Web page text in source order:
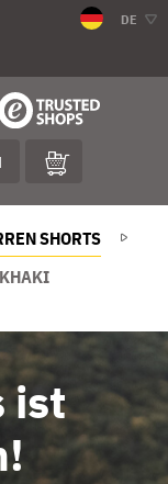
DE
SHORTS
ist